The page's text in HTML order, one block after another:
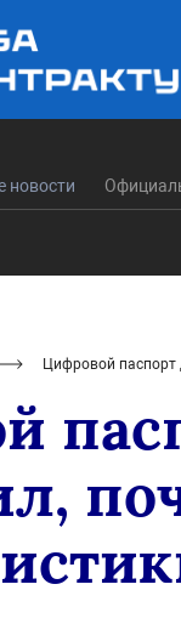
новости
Цифровой паспорт